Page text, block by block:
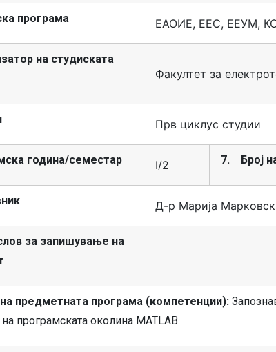
програма ЕАОИЕ, ЕЕС, ЕЕУМ,
на студиската
Факултет за
Прв циклус студии
година/семестар I/2 7. Број
Д-р Марија
за запишување на
предметната програма (компетенции):
програмската околина MATLAB.